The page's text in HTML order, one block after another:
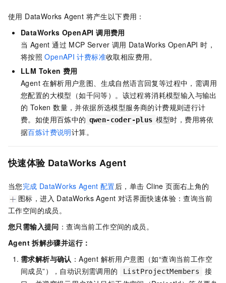
使用 DataWorks Agent 将产生以下费用：
DataWorks OpenAPI 调用费用
当 Agent 通过 MCP Server 调用 DataWorks OpenAPI 时，
将按照 OpenAPI 计费标准收取相应费用。
LLM Token 费用
Agent 在解析用户意图、生成自然语言回复等过程中，需调用
您配置的大模型（如千问等）。该过程将消耗模型输入与输出
的 Token 数量，并依据所选模型服务商的计费规则进行计
费。如使用百炼中的 qwen-coder-plus 模型时，费用将依
据百炼计费说明计算。
快速体验 DataWorks Agent
当您完成 DataWorks Agent 配置后，单击 Cline 页面右上角的
图标，进入 DataWorks Agent 对话界面快速体验：查询当前
工作空间的成员。
您只需输入提问 ：查询当前工作空间的成员。
Agent 拆解步骤并运行：
需求解析与确认 ：Agent 解析用户意图（如“查询当前工作空
间成员”），自动识别需调用的
ListProjectMembers
接